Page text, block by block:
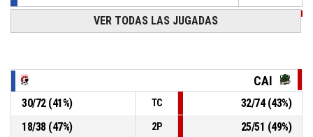
Motilones del Norte- pierde por 3 86-89
3, J. Ayarza P4 00:09
VER TODAS LAS JUGADAS
CAI
30/72(41%) TC 32/74(43%)
18/38(47%) 2P 25/51 (49%)